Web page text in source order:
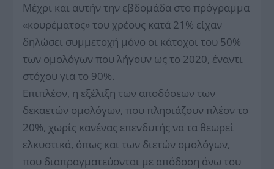
Μέχρι και αυτήν την εβδομάδα στο πρόγραμμα
«κουρέματος» του χρέους κατά 21% είχαν
δηλώσει συμμετοχή μόνο οι κάτοχοι του 50%
των ομολόγων που λήγουν ως το 2020, έναντι
στόχου για το 90%.
Επιπλέον, η εξέλιξη των αποδόσεων των
δεκαετών ομολόγων, που πλησιάζουν πλέον το
20%, χωρίς κανένας επενδυτής να τα θεωρεί
ελκυστικά, όπως και των διετών ομολόγων,
που διαπραγματεύονται με απόδοση άνω του